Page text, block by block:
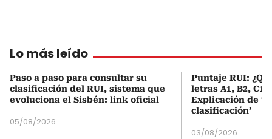
Lo más leído
Paso a paso para consultar su
clasificación del RUI, sistema que
evoluciona el Sisbén: link oficial
05/08/2026
Puntaje RUI:
letras A1, B2, C1
Explicación de
clasificación’
03/08/2026